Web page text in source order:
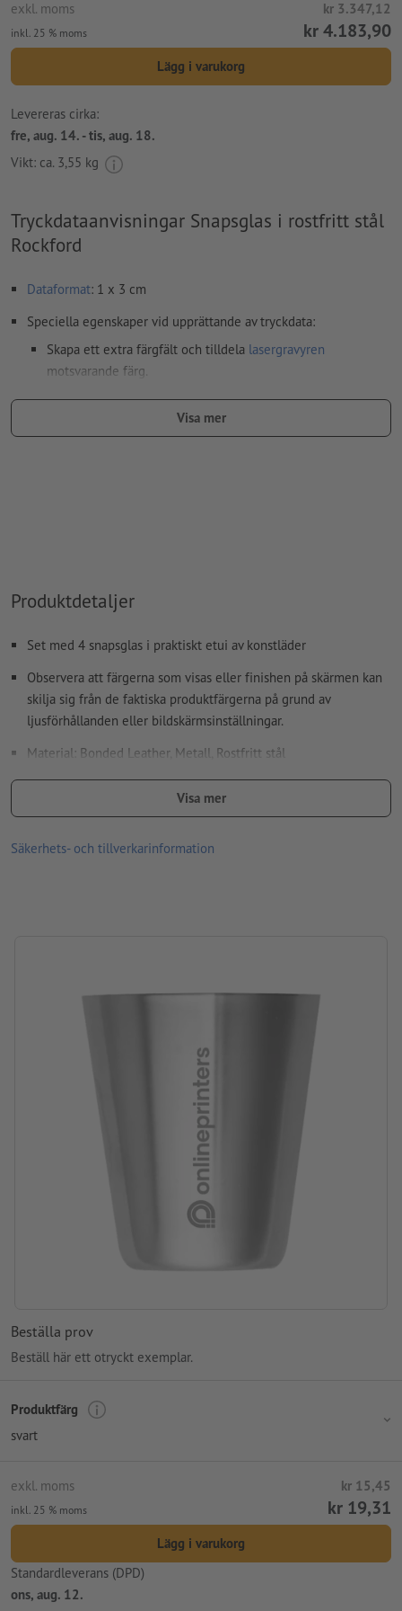
exkl. moms kr 3.347,12
inkl. 25 % moms kr 4.183,90
Lägg i varukorg
Levereras cirka:
fre, aug. 14. - tis, aug. 18.
Vikt: ca. 3,55 kg
Tryckdataanvisningar Snapsglas i rostfritt stål
Rockford
Dataformat: 1 x 3 cm
Speciella egenskaper vid upprättande av tryckdata:
Skapa ett extra färgfält och tilldela lasergravyren
motsvarande färg.
beteckning på färgfältet: "Laser"
Ytterligare information och tips om
stavfel och sättningsfel
Hur skapar jag utskriftsdata korrekt?
Visa mer
Produktdetaljer
Set med 4 snapsglas i praktiskt etui av konstläder
Observera att färgerna som visas eller finishen på skärmen kan
skilja sig från de faktiska produktfärgerna på grund av
ljusförhållanden eller bildskärmsinställningar.
Material: Bonded Leather, Metall, Rostfritt stål
storlek: 6,9 x ø 4,3 cm
Förpackning: Kartong
Bearbetning: Lasergravyr
Visa mer
Säkerhets- och tillverkarinformation
Beställa prov
Beställ här ett otryckt exemplar.
Produktfärg
svart
exkl. moms kr 15,45
inkl. 25 % moms kr 19,31
Lägg i varukorg
Standardleverans (DPD)
ons, aug. 12.